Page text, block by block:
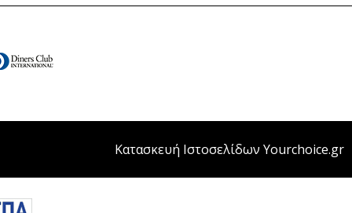
Κατασκευή Ιστοσελίδων Yourchoice.gr